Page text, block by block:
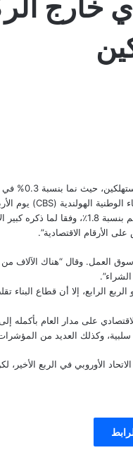
خارج
خرج
الوطنية الهولندية (CBS) يوم
يعود نهاية الركود إلى المستهلكين، الذين
الأرقام الاقتصادية”.
العمل. وقال “هناك الآلاف من
وكذلك العديد من المؤشرات